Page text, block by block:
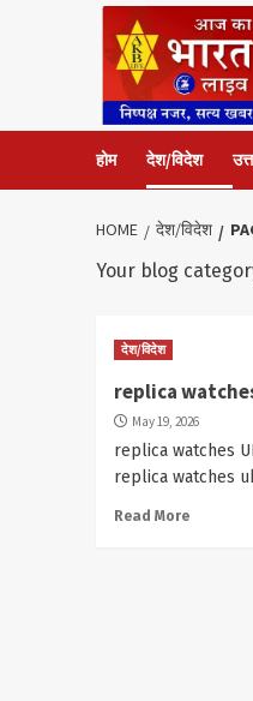
होम देश/विदेश
HOME देश/विदेश
Your blog
देश/विदेश
replica
May 19, 2026
replica watches
replica watches
Read More